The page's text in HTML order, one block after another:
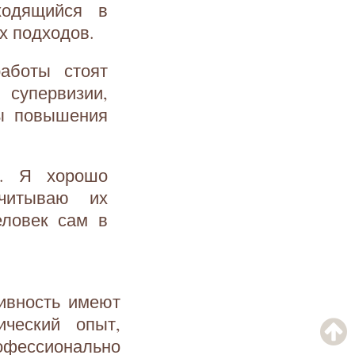
в
подходов.
стоят
повышения
Я хорошо
их
сам в
имеют
опыт,